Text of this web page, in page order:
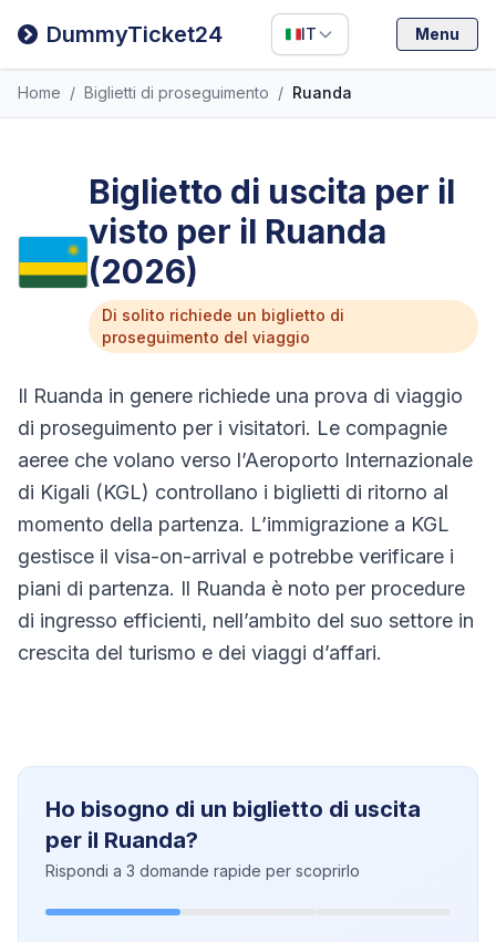
DummyTicket24 IT
Filipino
Deutsch
Español
Menu
Home / Biglietti di proseguimento / Ruanda
Biglietto di uscita per il
visto per il Ruanda
(2026)
Di solito richiede un biglietto di
proseguimento del viaggio
Il Ruanda in genere richiede una prova di viaggio
di proseguimento per i visitatori. Le compagnie
aeree che volano verso l’Aeroporto Internazionale
di Kigali (KGL) controllano i biglietti di ritorno al
momento della partenza. L’immigrazione a KGL
gestisce il visa-on-arrival e potrebbe verificare i
piani di partenza. Il Ruanda è noto per procedure
di ingresso efficienti, nell’ambito del suo settore in
crescita del turismo e dei viaggi d’affari.
Ho bisogno di un biglietto di uscita
per il Ruanda?
Rispondi a 3 domande rapide per scoprirlo